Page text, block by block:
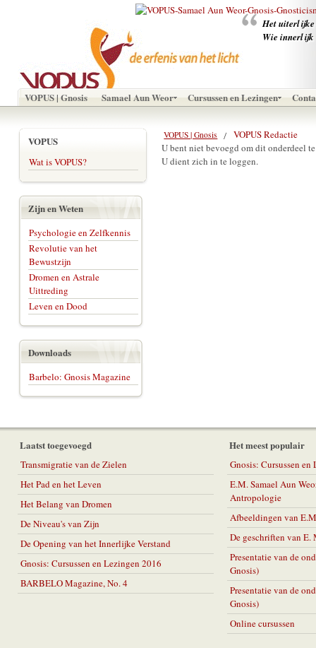
‪Het uiterlijke
Wie innerlijk
VOPUS | Gnosis Samael Aun Weor Cursussen en Lezingen
VOPUS | Gnosis
VOPUS Redactie
U bent niet bevoegd om dit onderdeel
U dient zich in te loggen.
VOPUS
Wat is VOPUS?
Zijn en Weten
Psychologie en Zelfkennis
Revolutie van het
Bewustzijn
Dromen en Astrale
Uittreding
Leven en Dood
Downloads
Barbelo: Gnosis Magazine
Laatst toegevoegd
Transmigratie van de Zielen
Het Pad en het Leven
Het Belang van Dromen
De Niveau's van Zijn
De Opening van het Innerlijke Verstand
Gnosis: Cursussen en Lezingen 2016
BARBELO Magazine, No. 4
Het meest populair
Gnosis: Cursussen
E.M. Samael Aun
Antropologie
Afbeeldingen van
De geschriften van E.
Presentatie van de
Gnosis)
Presentatie van de
Gnosis)
Online cursussen